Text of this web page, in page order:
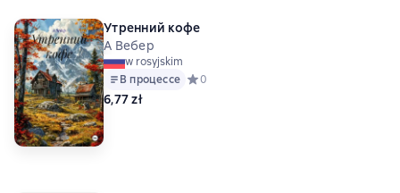
Утренний кофе
А Вебер
w rosyjskim
В процессе Средний рейтинг 0 на основе 0 оценок
0
6,77 zł